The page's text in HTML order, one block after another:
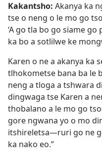
Kakantsho: Akanya ka
tse o neng o le mo go
‘A go tla bo go siame
ka bo a sotlilwe ke
Karen o ne a akanya ka
tlhokometse bana ba le
neng a tloga a tshwara
dingwaga tse Karen a
thobalano a le mo go
gore ngwana yo o mo
itshireletsa​—ruri go ne
ka nako eo.”